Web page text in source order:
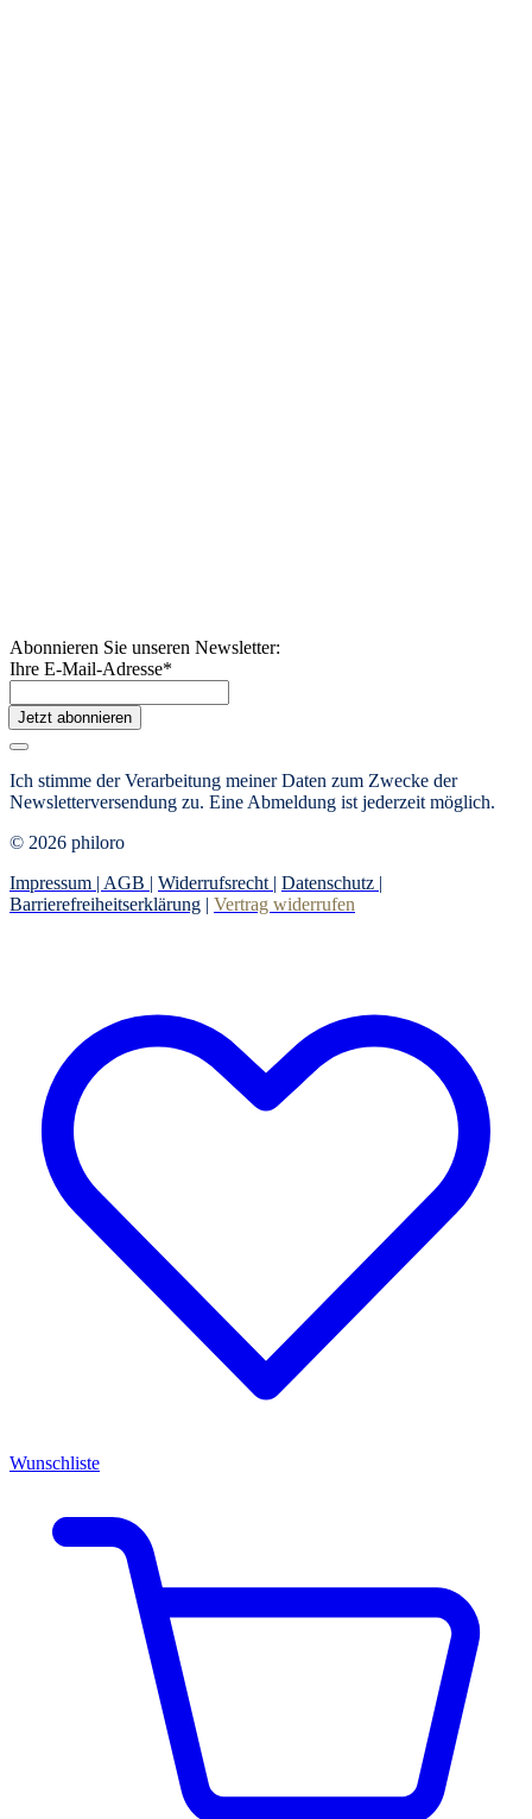
Abonnieren Sie unseren Newsletter:
Ihre E-Mail-Adresse*
Jetzt abonnieren
Ich stimme der Verarbeitung meiner Daten zum Zwecke der
Newsletterversendung zu. Eine Abmeldung ist jederzeit möglich.
© 2026 philoro
Impressum | AGB | Widerrufsrecht | Datenschutz |
Barrierefreiheitserklärung | Vertrag widerrufen
Wunschliste